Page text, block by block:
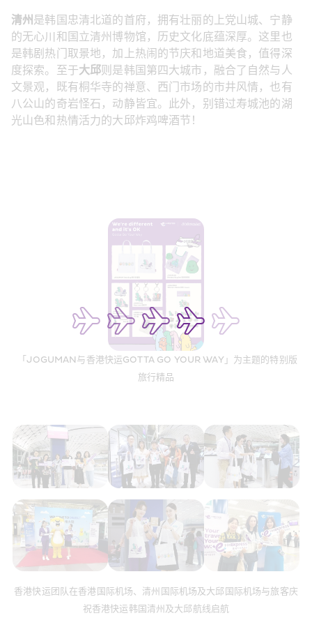
清州 是韩国忠清北道的首府，拥有壮丽的上党山城、宁静
的无心川和国立清州博物馆，历史文化底蕴深厚。这里也
是韩剧热门取景地，加上热闹的节庆和地道美食，值得深
度探索。至于大邱则是韩国第四大城市，融合了自然与人
文景观，既有桐华寺的禅意、西门市场的市井风情，也有
八公山的奇岩怪石，动静皆宜。此外，别错过寿城池的湖
光山色和热情活力的大邱炸鸡啤酒节！
「JOGUMAN与香港快运GOTTA GO YOUR WAY」为主题的特别版
旅行精品
香港快运团队在香港国际机场、清州国际机场及大邱国际机场与旅客庆
祝香港快运韩国清州及大邱航线启航